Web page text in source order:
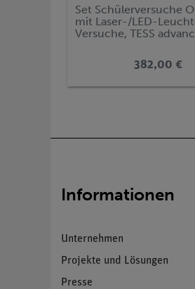
Set Schülerversuche
mit Laser-/LED-
Versuche, TESS
382,00 €
Informationen
Unternehmen
Projekte und Lösungen
Presse